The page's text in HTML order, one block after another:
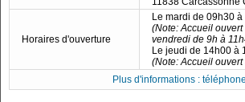
Horaires d'ouverture
Le mardi de 09h30 à
(Note: Accueil
vendredi de 9h à
Le jeudi de 14h00 à
(Note: Accueil
Plus d'informations :